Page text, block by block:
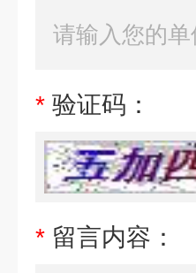
* 验证码：
* 留言内容：